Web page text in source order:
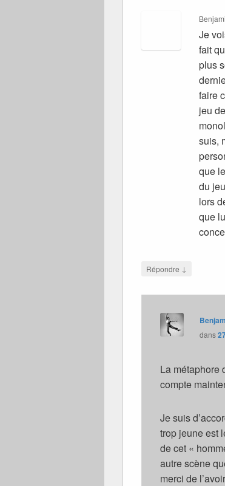
Je
fait
plus
faire
jeu
suis,
que
du
lors
que
Répondre ↓
dans
La métaphore
compte
Je suis
trop jeune est
de cet «
autre scène
merci de